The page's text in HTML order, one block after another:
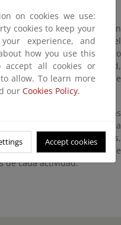
de Biosfera de Menorca.
actividades que abarcan
la historia, la cultura, el
agua y la economía. Como
de sostenibilidad,
y cultural puede
del entorno.
personas de todas las
varios fines de semana
de 2025. Son gratuitas,
través de un formulario que
de cada actividad.
on cookies we use:
cookies to keep your
experience, and
how you use this
accept all cookies or
allow. To learn more
our Cookies Policy.
Accept cookies